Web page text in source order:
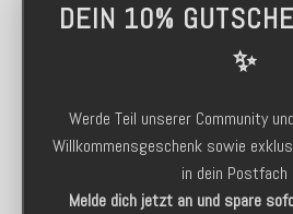
DEIN 10%
✨
Werde Teil unserer Community
Willkommensgeschenk sowie
in dein
Melde dich jetzt an und spare